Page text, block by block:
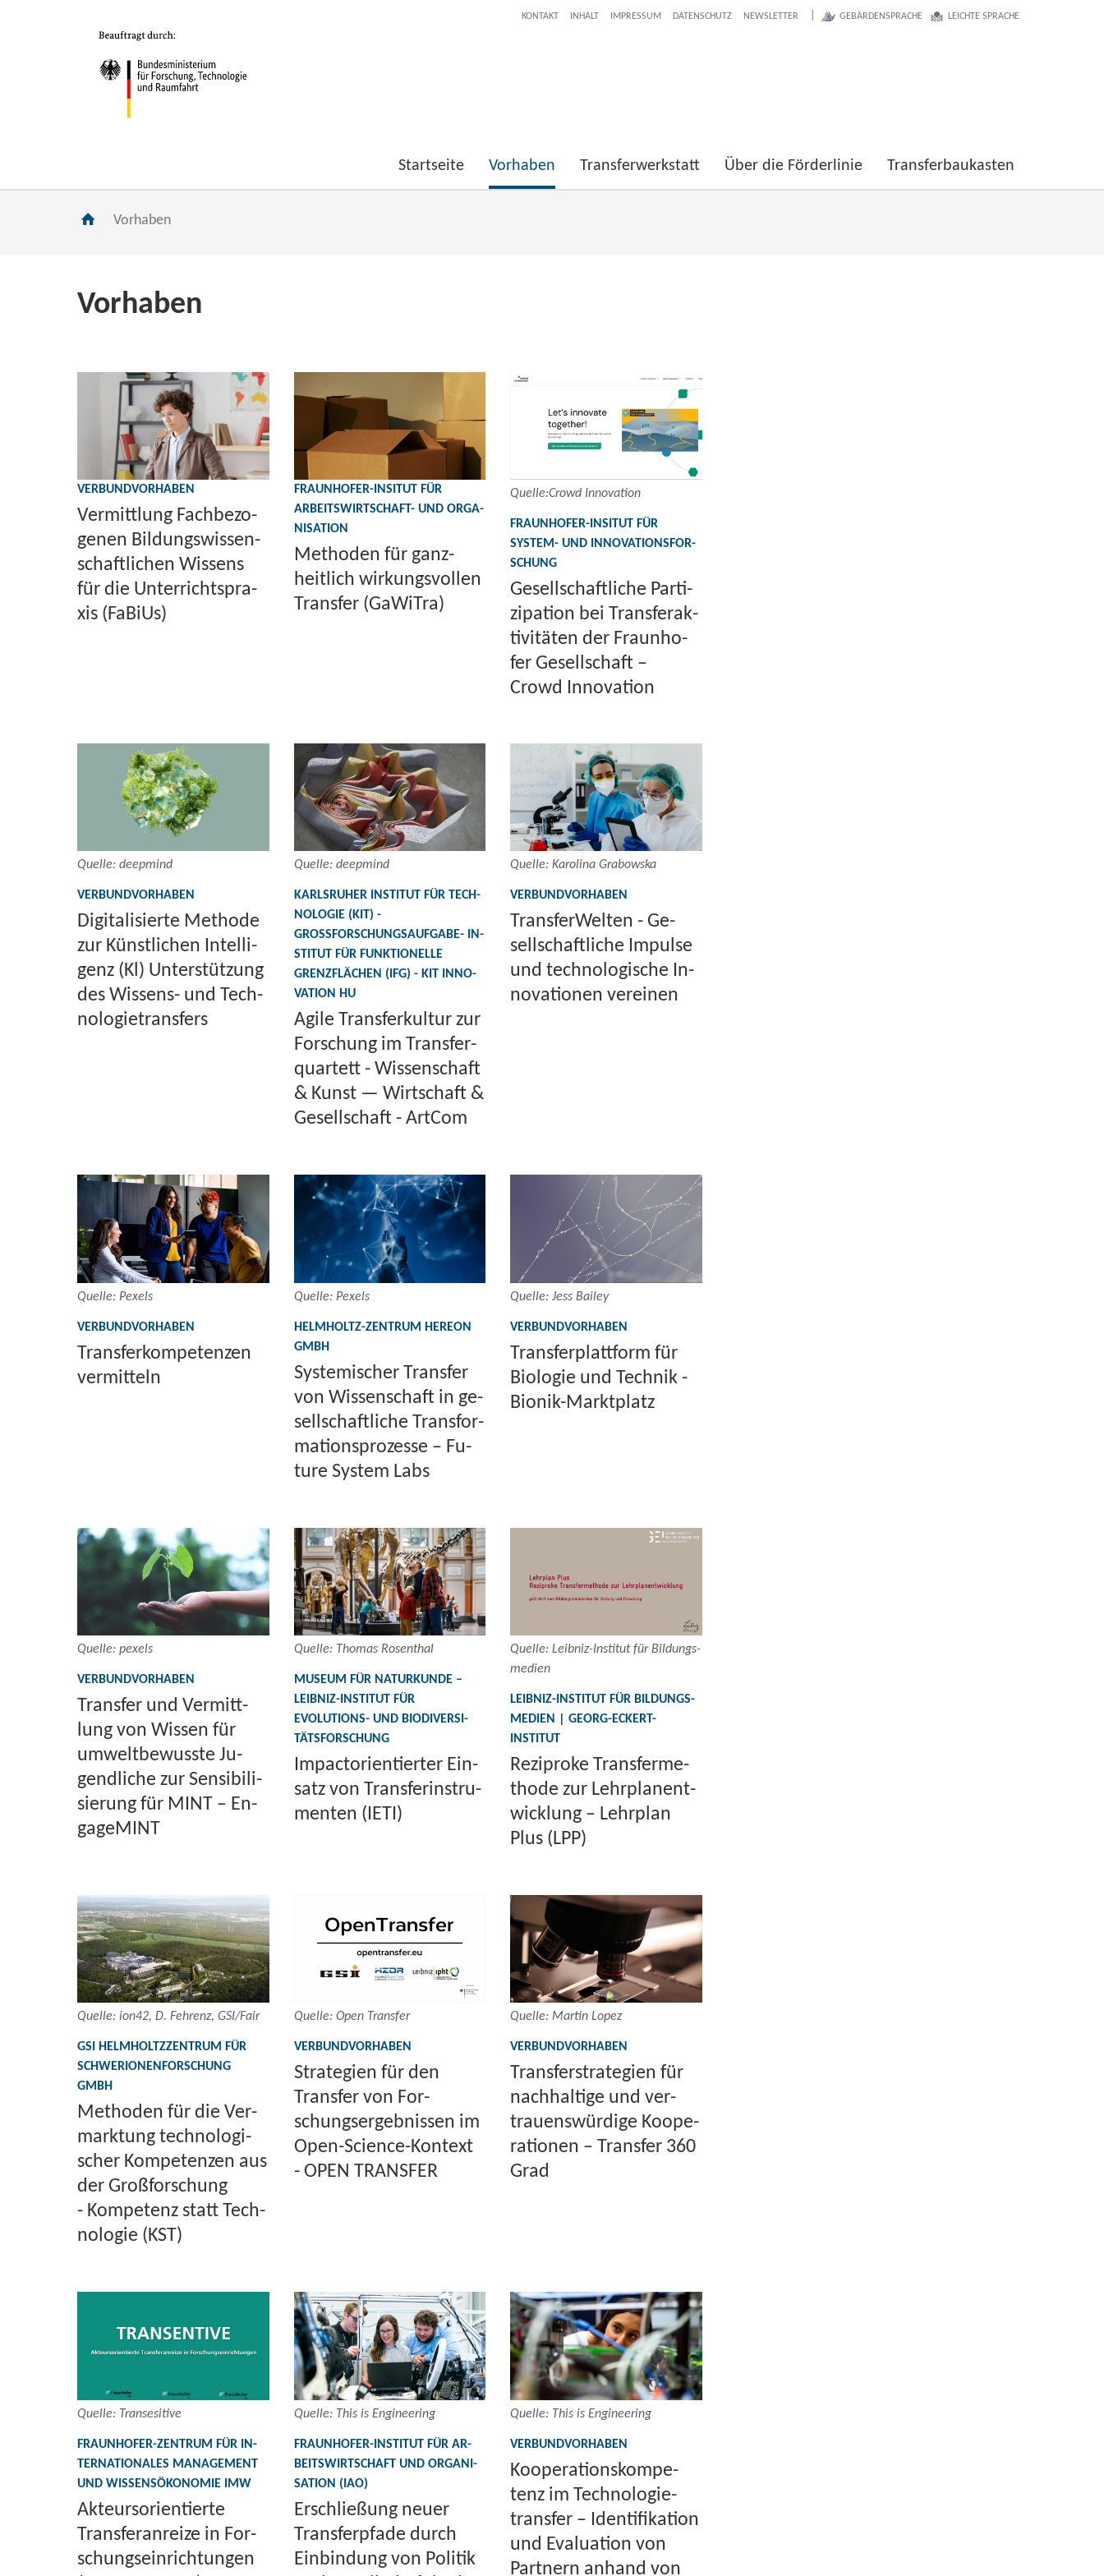
KONTAKT INHALT IMPRESSUM DATENSCHUTZ NEWSLETTER GEBÄRDENSPRACHE LEICHTE SPRACHE
Startseite Vorhaben Transferwerkstatt Über die Förderlinie Transferbaukasten
Vorhaben
Vor­ha­ben
VER­BUND­VOR­HA­BEN
Ver­mitt­lung Fach­be­zo­
ge­nen Bil­dungs­wis­sen­
schaft­li­chen Wis­sens
für die Un­ter­richts­pra­
xis (Fa­Bi­Us)
FRAUNHOFER-​INSITUT FÜR
ARBEITSWIRTSCHAFT-​ UND OR­GA­
NI­SA­TI­ON
Me­tho­den für ganz­
heit­lich wir­kungs­vol­len
Trans­fer (Ga­Wi­Tra)
Quel­le:Crowd In­no­va­ti­on
FRAUNHOFER-​INSITUT FÜR
SYSTEM-​ UND IN­NO­VA­TI­ONS­FOR­
SCHUNG
Ge­sell­schaft­li­che Par­ti­
zi­pa­ti­on bei Trans­fer­ak­
ti­vi­tä­ten der Fraun­ho­
fer Ge­sell­schaft –
Crowd In­no­va­ti­on
Quel­le: deep­mind
VER­BUND­VOR­HA­BEN
Di­gi­ta­li­sier­te Me­tho­de
zur Künst­li­chen In­tel­li­
genz (Kl) Un­ter­stüt­zung
des Wissens-​ und Tech­
no­lo­gie­trans­fers
Quel­le: deep­mind
KARLS­RU­HER IN­STI­TUT FÜR TECH­
NO­LO­GIE (KIT) -
GROSSFORSCHUNGSAUFGABE-​ IN­
STI­TUT FÜR FUNK­TIO­NEL­LE
GRENZ­FLÄ­CHEN (IFG) - KIT IN­NO­
VA­TI­ON HU
Agile Trans­fer­kul­tur zur
For­schung im Trans­fer­
quar­tett - Wis­sen­schaft
& Kunst — Wirt­schaft &
Ge­sell­schaft - Art­Com
Quel­le: Ka­ro­li­na Gra­bow­s­ka
VER­BUND­VOR­HA­BEN
Trans­fer­Wel­ten - Ge­
sell­schaft­li­che Im­pul­se
und tech­no­lo­gi­sche In­
no­va­tio­nen ver­ei­nen
Quel­le: Pe­xels
VER­BUND­VOR­HA­BEN
Trans­fer­kom­pe­ten­zen
ver­mit­teln
Quel­le: Pe­xels
HELMHOLTZ-​ZENTRUM HERE­ON
GMBH
Sys­te­mi­scher Trans­fer
von Wis­sen­schaft in ge­
sell­schaft­li­che Trans­for­
ma­ti­ons­pro­zes­se – Fu­
ture Sys­tem Labs
Quel­le: Jess Bai­ley
VER­BUND­VOR­HA­BEN
Trans­fer­platt­form für
Bio­lo­gie und Tech­nik -
Bionik-​Marktplatz
Quel­le: pe­xels
VER­BUND­VOR­HA­BEN
Trans­fer und Ver­mitt­
lung von Wis­sen für
um­welt­be­wuss­te Ju­
gend­li­che zur Sen­si­bi­li­
sie­rung für MINT – En­
ga­ge­MINT
Quel­le: Tho­mas Ro­sen­thal
MU­SE­UM FÜR NA­TUR­KUN­DE –
LEIBNIZ-​INSTITUT FÜR
EVOLUTIONS-​ UND BIO­DI­VER­SI­
TÄTS­FOR­SCHUNG
Im­pact­ori­en­tier­ter Ein­
satz von Trans­fer­in­stru­
men­ten (IETI)
Quel­le: Leibniz-​Institut für Bil­dungs­
me­di­en
LEIBNIZ-​INSTITUT FÜR BIL­DUNGS­
ME­DI­EN | GEORG-​ECKERT-
INSTITUT
Re­zi­pro­ke Trans­fer­me­
tho­de zur Lehr­plan­ent­
wick­lung – Lehr­plan
Plus (LPP)
Quel­le: ion42, D. Feh­renz, GSI/Fair
GSI HELM­HOLTZ­ZEN­TRUM FÜR
SCHWER­IO­NEN­FOR­SCHUNG
GMBH
Me­tho­den für die Ver­
mark­tung tech­no­lo­gi­
scher Kom­pe­ten­zen aus
der Groß­for­schung
- Kom­pe­tenz statt Tech­
no­lo­gie (KST)
Quel­le: Open Trans­fer
VER­BUND­VOR­HA­BEN
Stra­te­gien für den
Trans­fer von For­
schungs­er­geb­nis­sen im
Open-​Science-Kontext
- OPEN TRANS­FER
Quel­le: Mar­tin Lopez
VER­BUND­VOR­HA­BEN
Trans­fer­stra­te­gien für
nach­hal­ti­ge und ver­
trau­ens­wür­di­ge Ko­ope­
ra­tio­nen – Trans­fer 360
Grad
Quel­le: Tran­se­si­ti­ve
FRAUNHOFER-​ZENTRUM FÜR IN­
TER­NA­TIO­NA­LES MA­NAGE­MENT
UND WIS­SEN­S­ÖKO­NO­MIE IMW
Ak­teurs­ori­en­tier­te
Trans­fe­r­an­rei­ze in For­
schungs­ein­rich­tun­gen
Quel­le: This is En­gi­nee­ring
FRAUNHOFER-​INSTITUT FÜR AR­
BEITS­WIRT­SCHAFT UND OR­GA­NI­
SA­TI­ON (IAO)
Er­schlie­ßung neuer
Trans­fer­pfa­de durch
Ein­bin­dung von Po­li­tik
Quel­le: This is En­gi­nee­ring
VER­BUND­VOR­HA­BEN
Ko­ope­ra­ti­ons­kom­pe­
tenz im Tech­no­lo­gie­
trans­fer – Iden­ti­fi­ka­ti­on
und Eva­lua­ti­on von
Part­nern an­hand von